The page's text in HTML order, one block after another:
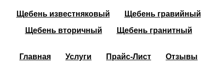
Щебень известняковый
Щебень гравийный
Щебень вторичный
Щебень гранитный
Главная Услуги Прайс-Лист
Отзывы